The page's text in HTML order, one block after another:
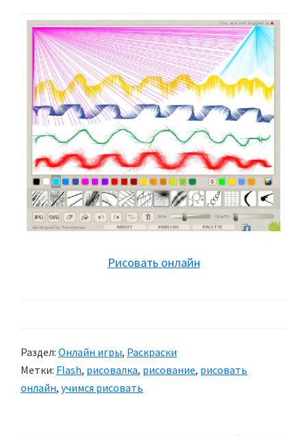
Рисовать онлайн
Раздел: Онлайн игры, Раскраски
Метки: Flash, рисовалка, рисование, рисовать
онлайн, учимся рисовать